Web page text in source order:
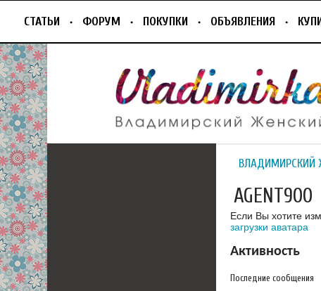
СТАТЬИ ФОРУМ ПОКУПКИ ОБЪЯВЛЕНИЯ
ВЛАДИМИРСКИЙ
AGENT900
Если Вы хотите
загрузки аватара
Активность
Последние сообщения